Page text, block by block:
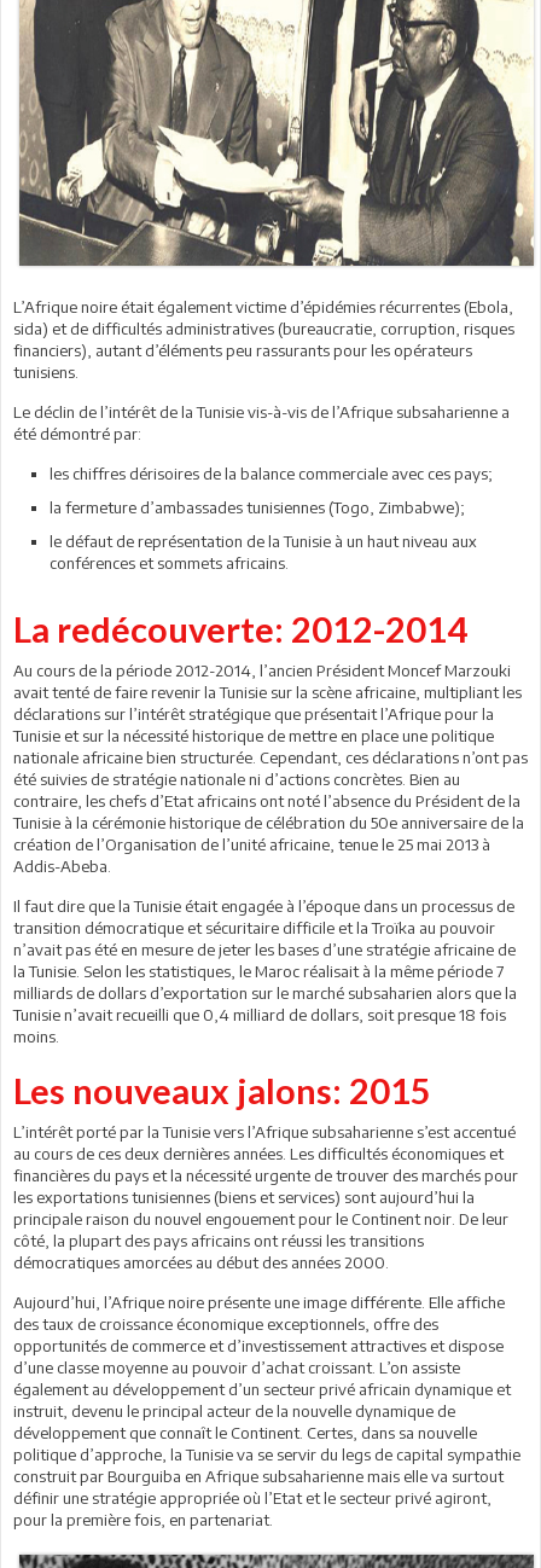
L’Afrique noire était également victime d’épidémies récurrentes (Ebola,
sida) et de difficultés administratives (bureaucratie, corruption, risques
financiers), autant d’éléments peu rassurants pour les opérateurs
tunisiens.
Le déclin de l’intérêt de la Tunisie vis-à-vis de l’Afrique subsaharienne a
été démontré par:
les chiffres dérisoires de la balance commerciale avec ces pays;
la fermeture d’ambassades tunisiennes (Togo, Zimbabwe);
le défaut de représentation de la Tunisie à un haut niveau aux
conférences et sommets africains.
La redécouverte: 2012-2014
Au cours de la période 2012-2014, l’ancien Président Moncef Marzouki
avait tenté de faire revenir la Tunisie sur la scène africaine, multipliant les
déclarations sur l’intérêt stratégique que présentait l’Afrique pour la
Tunisie et sur la nécessité historique de mettre en place une politique
nationale africaine bien structurée. Cependant, ces déclarations n’ont pas
été suivies de stratégie nationale ni d’actions concrètes. Bien au
contraire, les chefs d’Etat africains ont noté l’absence du Président de la
Tunisie à la cérémonie historique de célébration du 50e anniversaire de la
création de l’Organisation de l’unité africaine, tenue le 25 mai 2013 à
Addis-Abeba.
Il faut dire que la Tunisie était engagée à l’époque dans un processus de
transition démocratique et sécuritaire difficile et la Troïka au pouvoir
n’avait pas été en mesure de jeter les bases d’une stratégie africaine de
la Tunisie. Selon les statistiques, le Maroc réalisait à la même période 7
milliards de dollars d’exportation sur le marché subsaharien alors que la
Tunisie n’avait recueilli que 0,4 milliard de dollars, soit presque 18 fois
moins.
Les nouveaux jalons: 2015
L’intérêt porté par la Tunisie vers l’Afrique subsaharienne s’est accentué
au cours de ces deux dernières années. Les difficultés économiques et
financières du pays et la nécessité urgente de trouver des marchés pour
les exportations tunisiennes (biens et services) sont aujourd’hui la
principale raison du nouvel engouement pour le Continent noir. De leur
côté, la plupart des pays africains ont réussi les transitions
démocratiques amorcées au début des années 2000.
Aujourd’hui, l’Afrique noire présente une image différente. Elle affiche
des taux de croissance économique exceptionnels, offre des
opportunités de commerce et d’investissement attractives et dispose
d’une classe moyenne au pouvoir d’achat croissant. L’on assiste
également au développement d’un secteur privé africain dynamique et
instruit, devenu le principal acteur de la nouvelle dynamique de
développement que connaît le Continent. Certes, dans sa nouvelle
politique d’approche, la Tunisie va se servir du legs de capital sympathie
construit par Bourguiba en Afrique subsaharienne mais elle va surtout
définir une stratégie appropriée où l’Etat et le secteur privé agiront,
pour la première fois, en partenariat.